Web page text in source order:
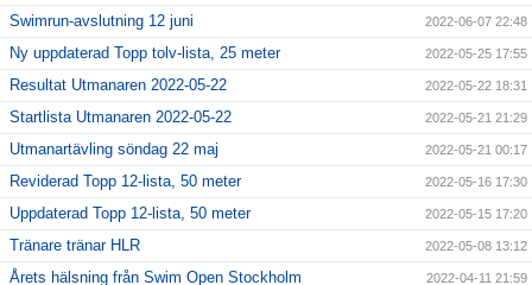
Swimrun-avslutning 12 juni 2022-06-07 22:48
Ny uppdaterad Topp tolv-lista, 25 meter 2022-05-25 17:55
Resultat Utmanaren 2022-05-22 2022-05-22 18:31
Startlista Utmanaren 2022-05-22 2022-05-21 21:29
Utmanartävling söndag 22 maj 2022-05-21 00:17
Reviderad Topp 12-lista, 50 meter 2022-05-16 17:30
Uppdaterad Topp 12-lista, 50 meter 2022-05-15 17:20
Tränare tränar HLR 2022-05-08 13:12
Årets hälsning från Swim Open Stockholm 2022-04-11 21:59